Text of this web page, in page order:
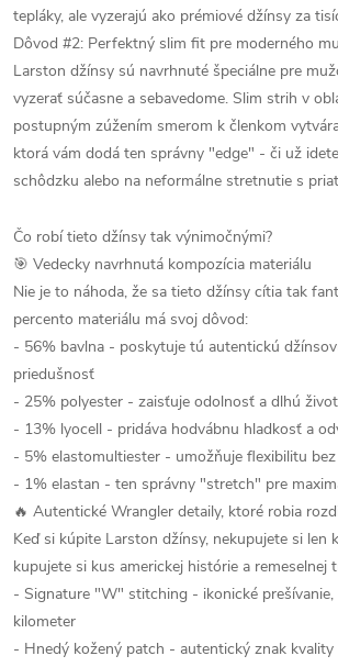
tepláky, ale vyzerajú ako prémiové džínsy za
Dôvod #2: Perfektný slim fit pre moderného
Larston džínsy sú navrhnuté špeciálne pre
vyzerať súčasne a sebavedome. Slim strih v
postupným zúžením smerom k členkom
ktorá vám dodá ten správny "edge" - či už
schôdzku alebo na neformálne stretnutie s
Čo robí tieto džínsy tak výnimočnými?
🎯 Vedecky navrhnutá kompozícia materiálu
Nie je to náhoda, že sa tieto džínsy cítia tak
percento materiálu má svoj dôvod:
- 56% bavlna - poskytuje tú autentickú
priedušnosť
- 25% polyester - zaisťuje odolnosť a dlhú
- 13% lyocell - pridáva hodvábnu hladkosť a
- 5% elastomultiester - umožňuje flexibilitu
- 1% elastan - ten správny "stretch" pre
🔥 Autentické Wrangler detaily, ktoré robia
Keď si kúpite Larston džínsy, nekupujete si len
kupujete si kus americkej histórie a remeselnej
- Signature "W" stitching - ikonické
kilometer
- Hnedý kožený patch - autentický znak kvality